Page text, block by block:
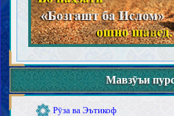
Мавзӯъи
Намози мусофир
Намози қазоъ
Намози ҷумъа ва идайн
Намози оёт
Намозҳои мустаҳаб
Масҷид
Закот, хумс, садақа ва вақф
Рӯза ва Эътикоф